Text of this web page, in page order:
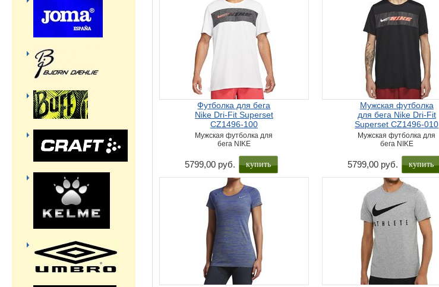
Футболка для бега
Nike Dri-Fit Superset
CZ1496-100
Мужская футболка для
бега NIKE
5799,00 руб. купить
Мужская футболка
для бега Nike Dri-Fit
Superset CZ1496-010
Мужская футболка для
бега NIKE
5799,00 руб. купить